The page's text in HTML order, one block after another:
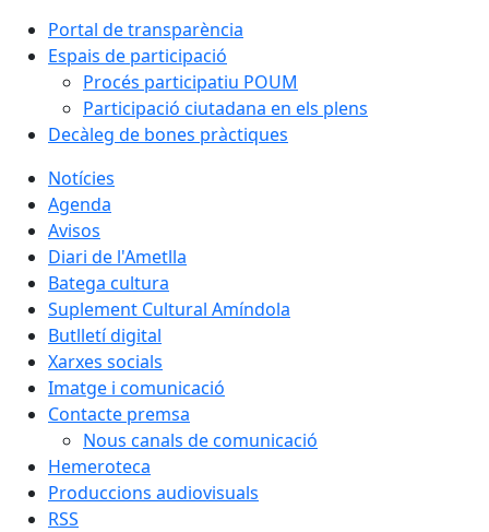
Portal de transparència
Espais de participació
Procés participatiu POUM
Participació ciutadana en els plens
Decàleg de bones pràctiques
Notícies
Agenda
Avisos
Diari de l'Ametlla
Batega cultura
Suplement Cultural Amíndola
Butlletí digital
Xarxes socials
Imatge i comunicació
Contacte premsa
Nous canals de comunicació
Hemeroteca
Produccions audiovisuals
RSS